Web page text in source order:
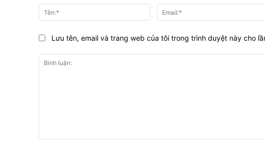
Tên:*
Lưu tên, email và trang web của tôi trong trình duyệt này cho